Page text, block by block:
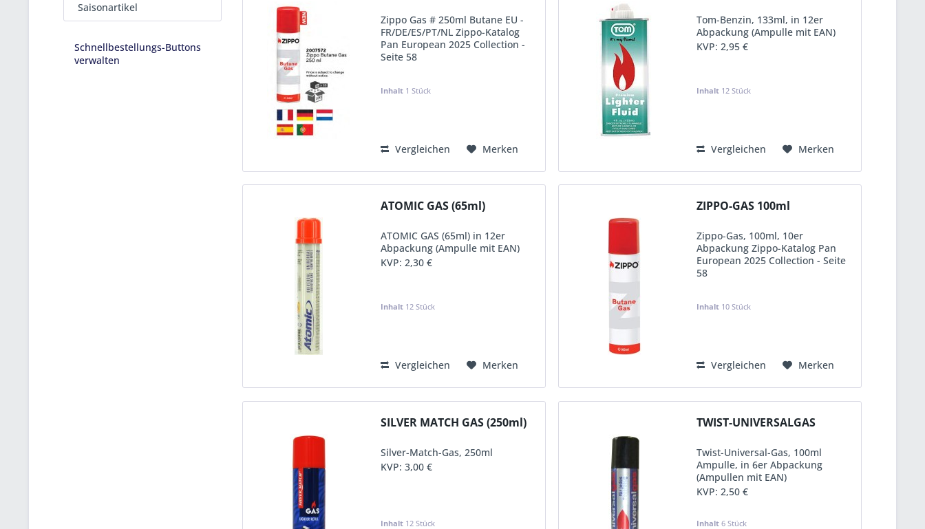
Saisonartikel
Schnellbestellungs-Buttons
verwalten
Zippo Gas # 250ml Butane EU -
FR/DE/ES/PT/NL Zippo-Katalog
Pan European 2025 Collection -
Seite 58
Inhalt 1 Stück
Vergleichen Merken
Tom-Benzin, 133ml, in 12er
Abpackung (Ampulle mit EAN)
KVP: 2,95 €
Inhalt 12 Stück
Vergleichen Merken
ATOMIC GAS (65ml)
ATOMIC GAS (65ml) in 12er
Abpackung (Ampulle mit EAN)
KVP: 2,30 €
Inhalt 12 Stück
Vergleichen Merken
ZIPPO-GAS 100ml
Zippo-Gas, 100ml, 10er
Abpackung Zippo-Katalog Pan
European 2025 Collection - Seite
58
Inhalt 10 Stück
Vergleichen Merken
SILVER MATCH GAS (250ml)
Silver-Match-Gas, 250ml
KVP: 3,00 €
Inhalt 12 Stück
TWIST-UNIVERSALGAS
Twist-Universal-Gas, 100ml
Ampulle, in 6er Abpackung
(Ampullen mit EAN)
KVP: 2,50 €
Inhalt6 Stück